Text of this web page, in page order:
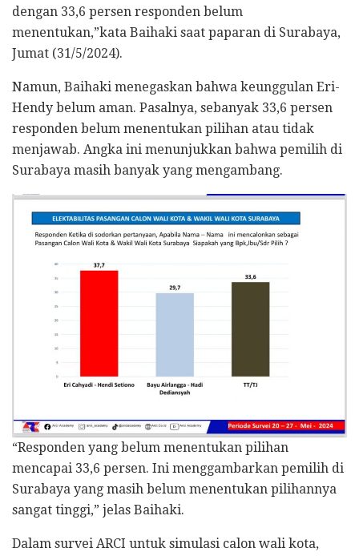
dengan 33,6 persen responden belum
menentukan,”kata Baihaki saat paparan di Surabaya,
Jumat (31/5/2024).
Namun, Baihaki menegaskan bahwa keunggulan Eri-
Hendy belum aman. Pasalnya, sebanyak 33,6 persen
responden belum menentukan pilihan atau tidak
menjawab. Angka ini menunjukkan bahwa pemilih di
Surabaya masih banyak yang mengambang.
“Responden yang belum menentukan pilihan
mencapai 33,6 persen. Ini menggambarkan pemilih di
Surabaya yang masih belum menentukan pilihannya
sangat tinggi,” jelas Baihaki.
Dalam survei ARCI untuk simulasi calon wali kota,